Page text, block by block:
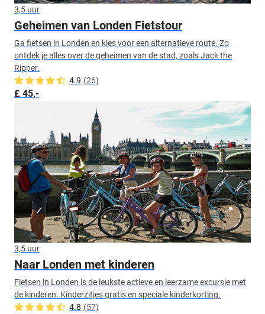
3,5 uur
Geheimen van Londen Fietstour
Ga fietsen in Londen en kies voor een alternatieve route. Zo
ontdek je alles over de geheimen van de stad, zoals Jack the
Ripper.
4.9 (26)
£ 45,-
3,5 uur
Naar Londen met kinderen
Fietsen in Londen is de leukste actieve en leerzame excursie met
de kinderen. Kinderzitjes gratis en speciale kinderkorting.
4.8 (57)